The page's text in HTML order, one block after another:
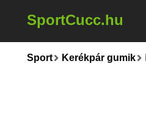
SportCucc.hu
Sport Kerékpár gumik